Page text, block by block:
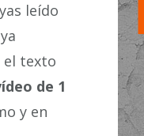
leído
el texto
de 1
y en